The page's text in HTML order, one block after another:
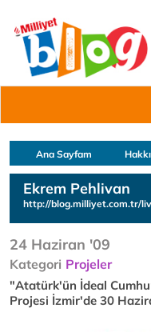
Ana Sayfam
Ekrem Pehlivan
http://blog.milliyet.com.tr/
24 Haziran '09
Kategori Projeler
"Atatürk'ün İdeal
Projesi İzmir'de 30